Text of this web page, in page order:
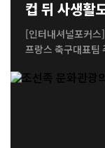
컵 뒤 사생활
[인터내셔널포커
프랑스 축구대표팀
다는 목격담이 확